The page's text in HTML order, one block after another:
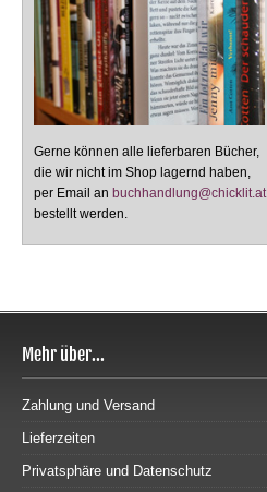
Gerne können alle lieferbaren Bücher,
die wir nicht im Shop lagernd haben,
per Email an buchhandlung@chicklit.at
bestellt werden.
Mehr über...
Zahlung und Versand
Lieferzeiten
Privatsphäre und Datenschutz